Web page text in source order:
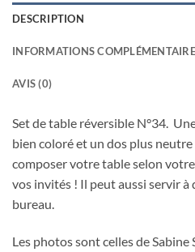
DESCRIPTION
INFORMATIONS
AVIS (0)
Set de table réversible N°34.
bien coloré et un dos plus
composer votre table selon
vos invités ! Il peut aussi servir à
bureau.
Les photos sont celles de Sabine